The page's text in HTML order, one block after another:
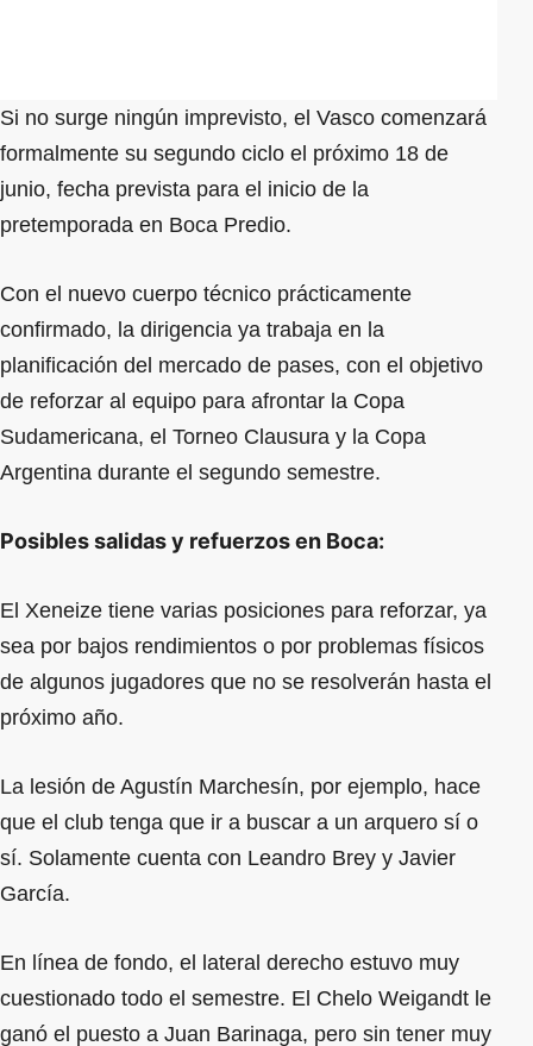
Si no surge ningún imprevisto, el Vasco comenzará
formalmente su segundo ciclo el próximo 18 de
junio, fecha prevista para el inicio de la
pretemporada en Boca Predio.
Con el nuevo cuerpo técnico prácticamente
confirmado, la dirigencia ya trabaja en la
planificación del mercado de pases, con el objetivo
de reforzar al equipo para afrontar la Copa
Sudamericana, el Torneo Clausura y la Copa
Argentina durante el segundo semestre.
Posibles salidas y refuerzos en Boca:
El Xeneize tiene varias posiciones para reforzar, ya
sea por bajos rendimientos o por problemas físicos
de algunos jugadores que no se resolverán hasta el
próximo año.
La lesión de Agustín Marchesín, por ejemplo, hace
que el club tenga que ir a buscar a un arquero sí o
sí. Solamente cuenta con Leandro Brey y Javier
García.
En línea de fondo, el lateral derecho estuvo muy
cuestionado todo el semestre. El Chelo Weigandt le
ganó el puesto a Juan Barinaga, pero sin tener muy